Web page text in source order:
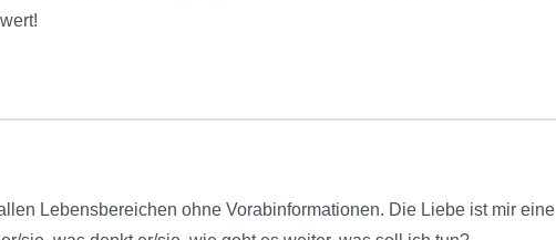
Lebensbereichen ohne Vorabinformationen. Die Liebe ist mir eine